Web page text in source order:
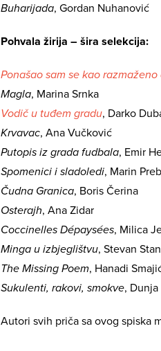
Buharijada, Gordan Nuhanović
Pohvala žirija – šira selekcija:
Ponašao sam se kao razmaženo
Magla, Marina Srnka
Vodič u tuđem gradu, Darko
Krvavac, Ana Vučković
Putopis iz grada fudbala, Emir
Spomenici i sladoledi, Marin
Čudna Granica, Boris Čerina
Osterajh, Ana Zidar
Coccinelles Dépaysées, Milica
Minga u izbjeglištvu, Stevan
The Missing Poem, Hanadi
Sukulenti, rakovi, smokve,
Autori svih priča sa ovog spiska